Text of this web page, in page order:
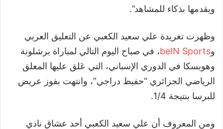
ويقدمها بذكاء للمشاهد”.
وظهرت تغريدة علي سعيد الكعبي عن التعليق العربي
وbeIN Sports، في صباح اليوم التالي لمباراة برشلونة
وهويسكا في الدوري الإسباني، التي عَلق عليها المعلق
الرياضي الجزائري “حفيظ دراجي”، وانتهت بفوز عريض
للبرسا بنتيجة 1/4.
ومن المعروف أن علي سعيد الكعبي أحد عشاق نادي